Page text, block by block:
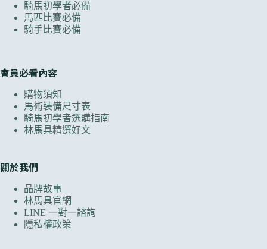
騎馬初學者必備
馬匹比賽必備
騎手比賽必備
會員必看內容
購物須知
馬術裝備尺寸表
騎馬初學者選購指南
林馬具精選好文
關於我們
品牌故事
林馬具官網
LINE 一對一諮詢
隱私權政策